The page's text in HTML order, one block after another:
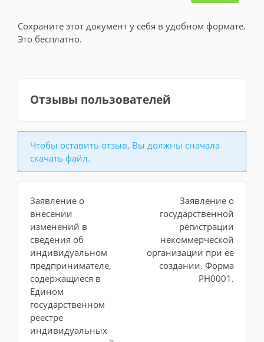
Сохраните этот документ у себя в удобном формате.
Это бесплатно.
Отзывы пользователей
Чтобы оставить отзыв, Вы должны сначала
скачать файл.
Заявление о
внесении
изменений в
сведения об
индивидуальном
предпринимателе,
содержащиеся в
Едином
государственном
реестре
индивидуальных
Заявление о
государственной
регистрации
некоммерческой
организации при ее
создании. Форма
PH0001.